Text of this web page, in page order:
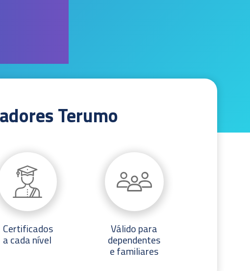
Terumo
Certificados
a cada nível
Válido para
dependentes
e familiares